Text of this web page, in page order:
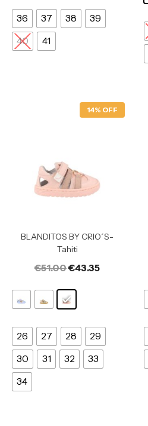
36 37 38
39
40
41
14% OFF
BLANDITOS BY CRIO´S-
Tahiti
€51.00€43.35
26 27 28
29
30
31 32
33
34